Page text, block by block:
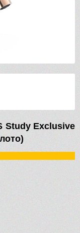
Study Exclusive